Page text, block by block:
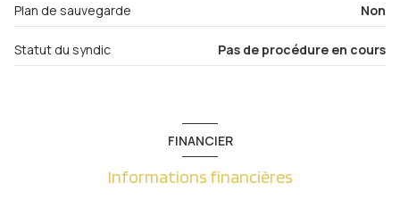
Plan de sauvegarde Non
Statut du syndic Pas de procédure en cours
FINANCIER
Informations financières